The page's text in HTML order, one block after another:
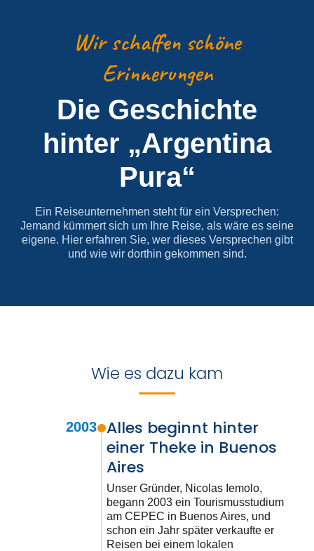
Wir schaffen schöne
Erinnerungen
Die Geschichte
hinter „Argentina
Pura“
Ein Reiseunternehmen steht für ein Versprechen:
Jemand kümmert sich um Ihre Reise, als wäre es seine
eigene. Hier erfahren Sie, wer dieses Versprechen gibt
und wie wir dorthin gekommen sind.
Wie es dazu kam
2003
Alles beginnt hinter
einer Theke in Buenos
Aires
Unser Gründer, Nicolas Iemolo,
begann 2003 ein Tourismusstudium
am CEPEC in Buenos Aires, und
schon ein Jahr später verkaufte er
Reisen bei einem lokalen